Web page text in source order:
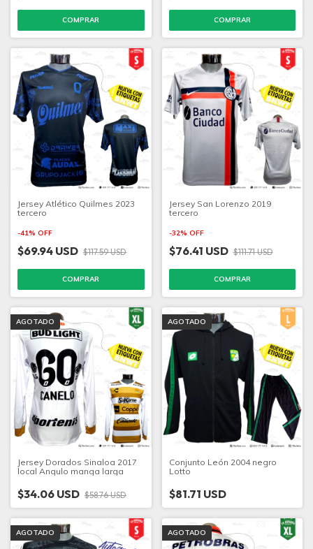
COMPRAR COMPRAR
Jersey Atlético Quilmes 2023
tercero
-41% OFF
$69.94 USD $117.59 USD
COMPRAR
Jersey San Lorenzo 2019
tercero
-32% OFF
$76.41 USD $111.71 USD
COMPRAR
AGOTADO
Jersey Dorados Sinaloa 2017
local Angulo manga larga
$34.06 USD $58.76 USD
AGOTADO
Conjunto León 2004 negro
Lotto
$81.71 USD
AGOTADO AGOTADO